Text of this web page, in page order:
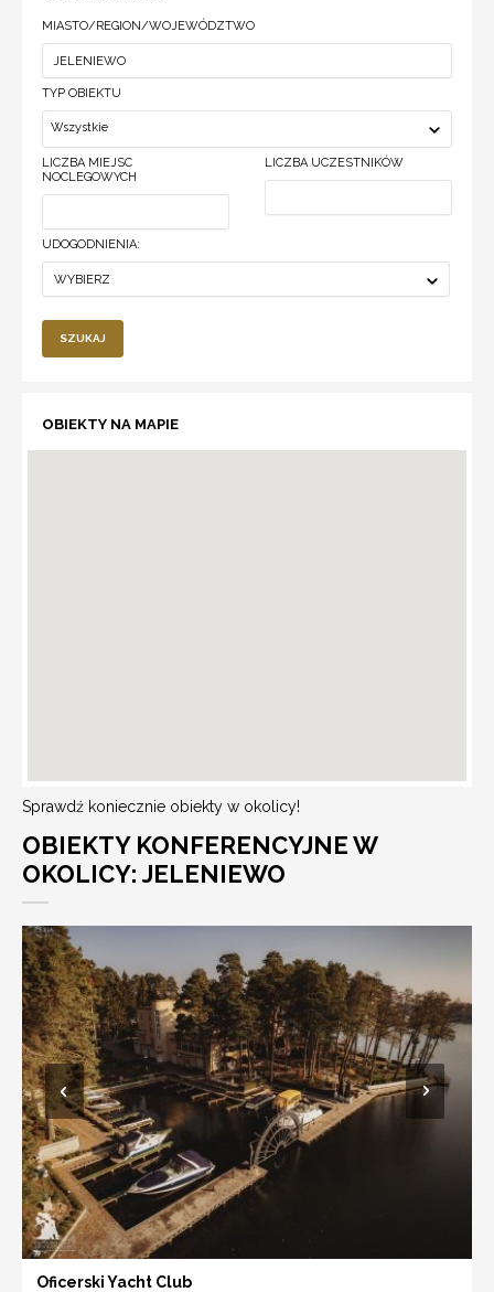
MIASTO/REGION/WOJEWÓDZTWO
TYP OBIEKTU
Wszystkie
LICZBA MIEJSC
NOCLEGOWYCH
LICZBA UCZESTNIKÓW
UDOGODNIENIA:
WYBIERZ
SZUKAJ
OBIEKTY NA MAPIE
Sprawdź koniecznie obiekty w okolicy!
OBIEKTY KONFERENCYJNE W
OKOLICY: JELENIEWO
Oficerski Yacht Club